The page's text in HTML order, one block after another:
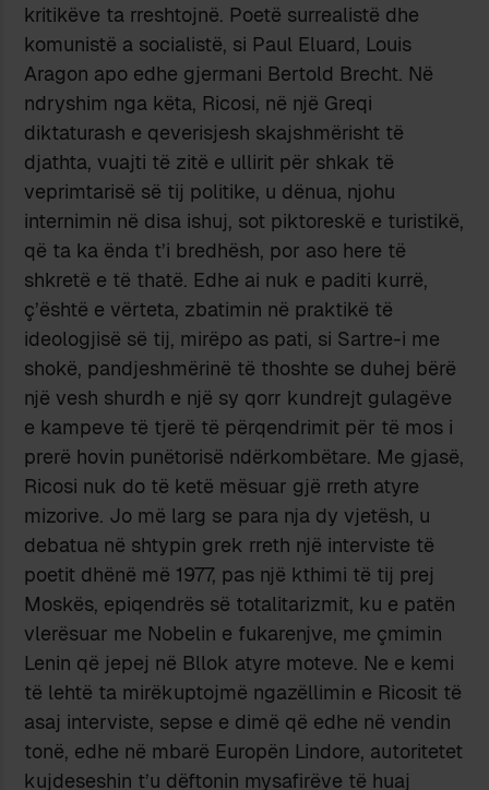
kritikëve ta rreshtojnë. Poetë surrealistë dhe
komunistë a socialistë, si Paul Eluard, Louis
Aragon apo edhe gjermani Bertold Brecht. Në
ndryshim nga këta, Ricosi, në një Greqi
diktaturash e qeverisjesh skajshmërisht të
djathta, vuajti të zitë e ullirit për shkak të
veprimtarisë së tij politike, u dënua, njohu
internimin në disa ishuj, sot piktoreskë e turistikë,
që ta ka ënda t’i bredhësh, por aso here të
shkretë e të thatë. Edhe ai nuk e paditi kurrë,
ç’është e vërteta, zbatimin në praktikë të
ideologjisë së tij, mirëpo as pati, si Sartre-i me
shokë, pandjeshmërinë të thoshte se duhej bërë
një vesh shurdh e një sy qorr kundrejt gulagëve
e kampeve të tjerë të përqendrimit për të mos i
prerë hovin punëtorisë ndërkombëtare. Me gjasë,
Ricosi nuk do të ketë mësuar gjë rreth atyre
mizorive. Jo më larg se para nja dy vjetësh, u
debatua në shtypin grek rreth një interviste të
poetit dhënë më 1977, pas një kthimi të tij prej
Moskës, epiqendrës së totalitarizmit, ku e patën
vlerësuar me Nobelin e fukarenjve, me çmimin
Lenin që jepej në Bllok atyre moteve. Ne e kemi
të lehtë ta mirëkuptojmë ngazëllimin e Ricosit të
asaj interviste, sepse e dimë që edhe në vendin
tonë, edhe në mbarë Europën Lindore, autoritetet
kujdeseshin t’u dëftonin mysafirëve të huaj